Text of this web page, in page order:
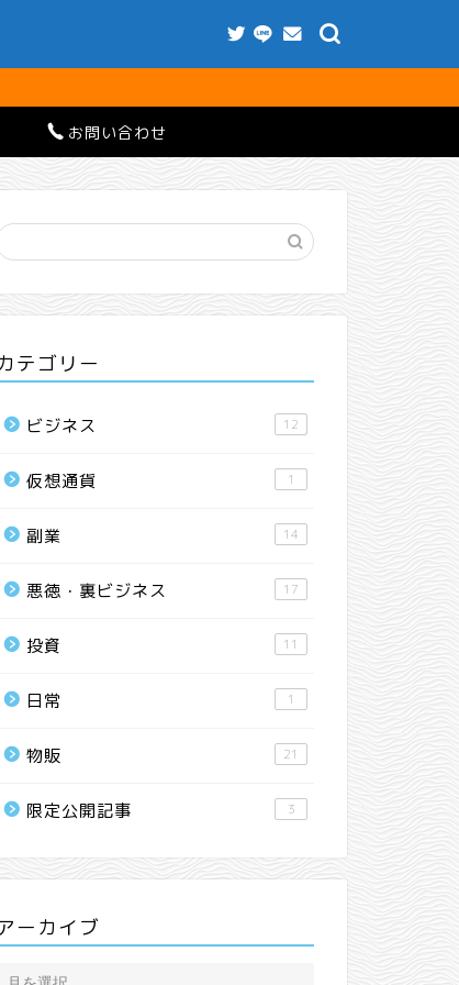
お問い合わせ
テゴリー
ビジネス 12
仮想通貨 1
副業 14
悪徳・裏ビジネス 17
投資 11
日常 1
物販 21
限定公開記事 3
ーカイブ